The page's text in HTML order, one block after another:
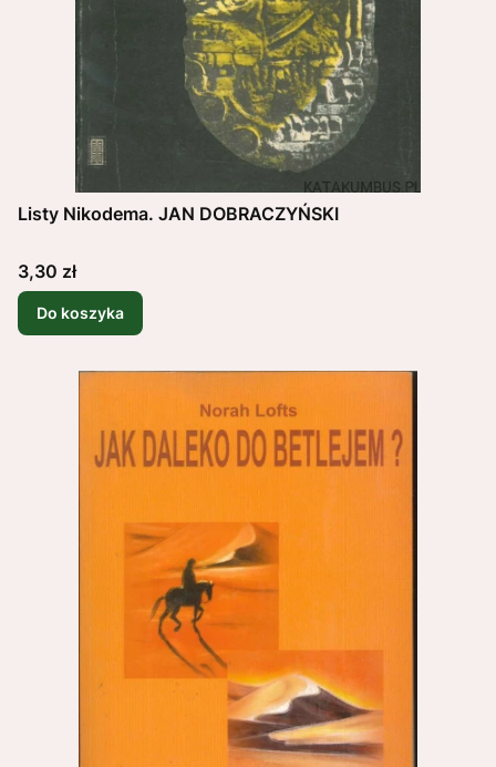
Listy Nikodema. JAN DOBRACZYŃSKI
Cena
3,30 zł
Do koszyka